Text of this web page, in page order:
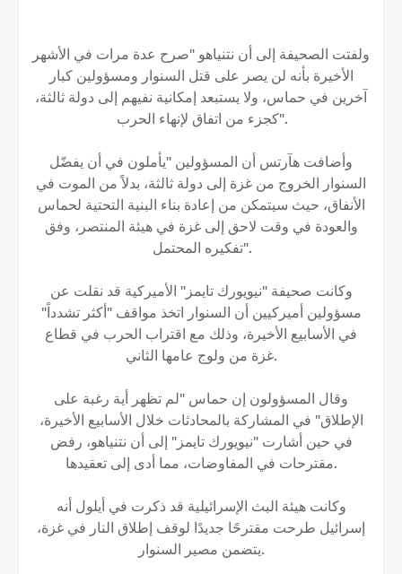
ولفتت الصحيفة إلى أن نتنياهو "صرح عدة مرات في الأشهر
الأخيرة بأنه لن يصر على قتل السنوار ومسؤولين كبار
آخرين في حماس، ولا يستبعد إمكانية نفيهم إلى دولة ثالثة،
كجزء من اتفاق لإنهاء الحرب".
وأضافت هآرتس أن المسؤولين "يأملون في أن يفضّل
السنوار الخروج من غزة إلى دولة ثالثة، بدلاً من الموت في
الأنفاق، حيث سيتمكن من إعادة بناء البنية التحتية لحماس
والعودة في وقت لاحق إلى غزة في هيئة المنتصر، وفق
تفكيره المحتمل".
وكانت صحيفة "نيويورك تايمز" الأميركية قد نقلت عن
مسؤولين أميركيين أن السنوار اتخذ مواقف "أكثر تشدداً"
في الأسابيع الأخيرة، وذلك مع اقتراب الحرب في قطاع
غزة من ولوج عامها الثاني.
وقال المسؤولون إن حماس "لم تظهر أية رغبة على
الإطلاق" في المشاركة بالمحادثات خلال الأسابيع الأخيرة،
في حين أشارت "نيويورك تايمز" إلى أن نتنياهو، رفض
مقترحات في المفاوضات، مما أدى إلى تعقيدها.
وكانت هيئة البث الإسرائيلية قد ذكرت في أيلول أنه
إسرائيل طرحت مقترحًا جديدًا لوقف إطلاق النار في غزة،
يتضمن مصير السنوار.